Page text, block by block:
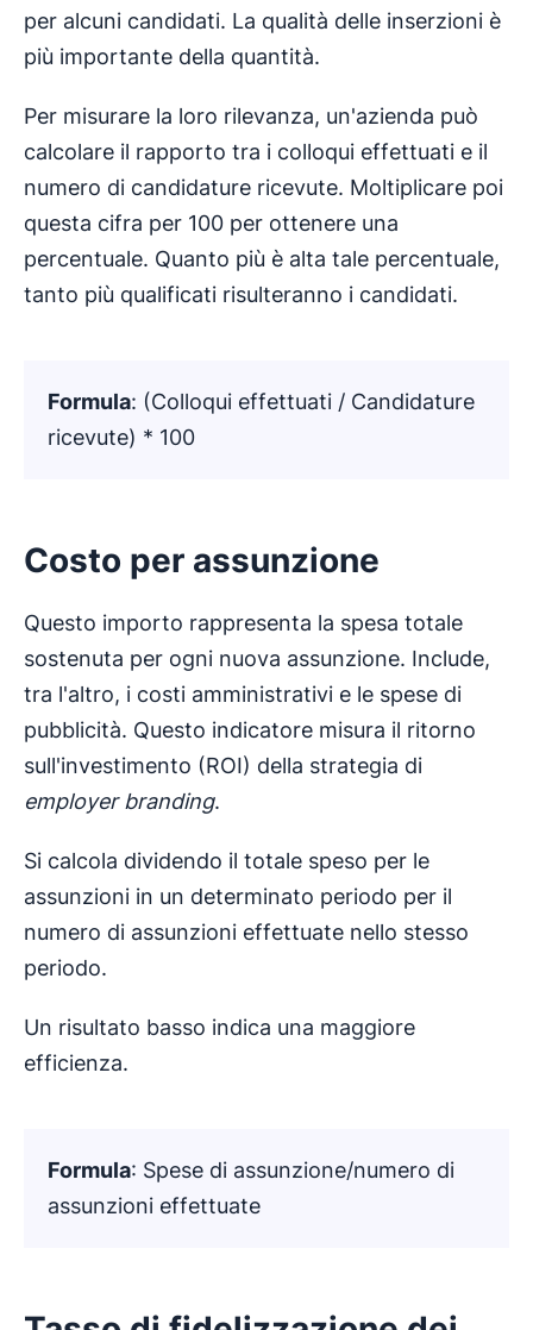
per alcuni candidati. La qualità delle inserzioni è
più importante della quantità.
Per misurare la loro rilevanza, un'azienda può
calcolare il rapporto tra i colloqui effettuati e il
numero di candidature ricevute. Moltiplicare poi
questa cifra per 100 per ottenere una
percentuale. Quanto più è alta tale percentuale,
tanto più qualificati risulteranno i candidati.
Formula: (Colloqui effettuati / Candidature
ricevute) * 100
Costo per assunzione
Questo importo rappresenta la spesa totale
sostenuta per ogni nuova assunzione. Include,
tra l'altro, i costi amministrativi e le spese di
pubblicità. Questo indicatore misura il ritorno
sull'investimento (ROI) della strategia di
employer branding.
Si calcola dividendo il totale speso per le
assunzioni in un determinato periodo per il
numero di assunzioni effettuate nello stesso
periodo.
Un risultato basso indica una maggiore
efficienza.
Formula: Spese di assunzione/numero di
assunzioni effettuate